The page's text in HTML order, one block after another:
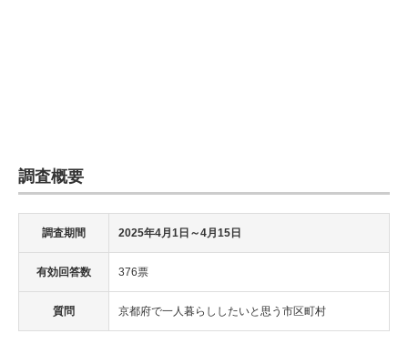
調査概要
調査期間 2025年4月1日～4月15日
有効回答数 376票
質問 京都府で一人暮らししたいと思う市区町村